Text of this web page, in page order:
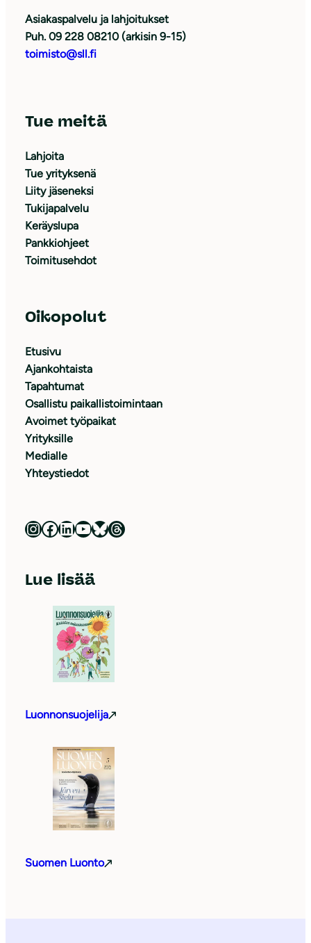
Asiakaspalvelu ja lahjoitukset
Puh. 09 228 08210 (arkisin 9-15)
toimisto@sll.fi
Tue meitä
Lahjoita
Tue yrityksenä
Liity jäseneksi
Tukijapalvelu
Keräyslupa
Pankkiohjeet
Toimitusehdot
Oikopolut
Etusivu
Ajankohtaista
Tapahtumat
Osallistu paikallistoimintaan
Avoimet työpaikat
Yrityksille
Medialle
Yhteystiedot
Luonnonsuojeluliitto Instagramissa Luonnonsuojeluliitto Facebookissa Luonnonsuojeluliitto LinkedInissä Luonnonsuojeluliiton YouTube-kanava Luonnonsuojeluliitto Blueskyssa Luonnonsuojeluliitto Threadsissa
Lue lisää
Luonnonsuojelija
Suomen Luonto